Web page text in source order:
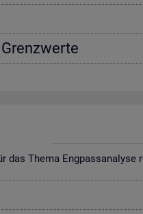
das Thema Eng­pass­ana­ly­se